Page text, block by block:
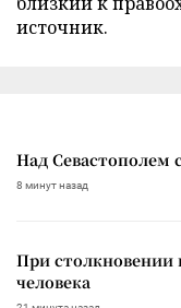
источник.
Над Севастополем
8 минут назад
При столкновении
человека